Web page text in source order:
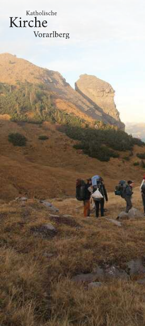
Gesellschaft & Kultur
Glaube & Feste
Kirchliche Feiern
Glaube
Bibel
Warum ich glaube
Pilgern & Wallfahrten
Religionsunterricht
Glaubensbildung
Ökumene